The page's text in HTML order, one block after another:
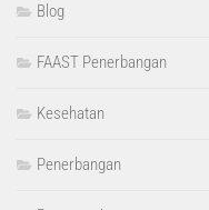
Blog
FAAST Penerbangan
Kesehatan
Penerbangan